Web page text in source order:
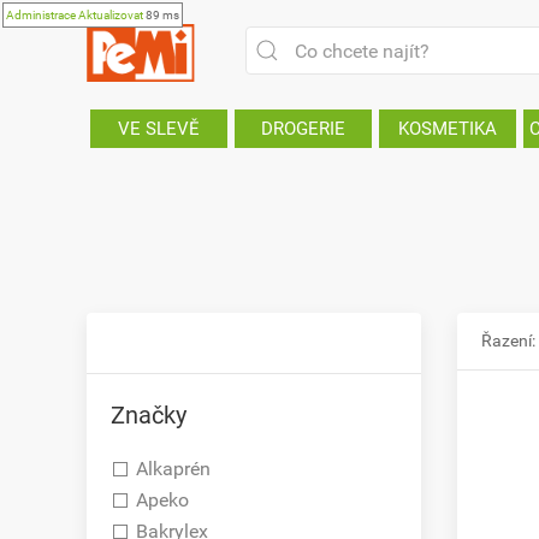
AdministraceAktualizovat89 ms
VE SLEVĚ DROGERIE KOSMETIKA
Značky
Alkaprén
Apeko
Bakrylex
Řazení: